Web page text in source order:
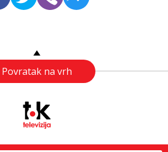
Povratak na vrh